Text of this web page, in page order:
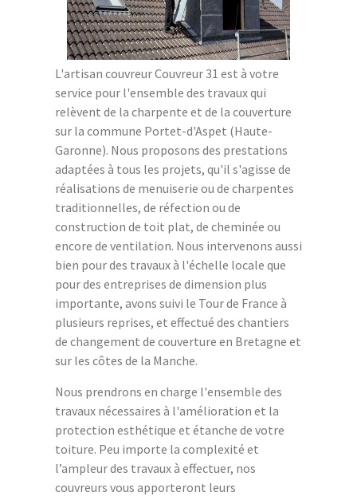
L'artisan couvreur Couvreur 31 est à votre
service pour l'ensemble des travaux qui
relèvent de la charpente et de la couverture
sur la commune Portet-d'Aspet (Haute-
Garonne). Nous proposons des prestations
adaptées à tous les projets, qu'il s'agisse de
réalisations de menuiserie ou de charpentes
traditionnelles, de réfection ou de
construction de toit plat, de cheminée ou
encore de ventilation. Nous intervenons aussi
bien pour des travaux à l'échelle locale que
pour des entreprises de dimension plus
importante, avons suivi le Tour de France à
plusieurs reprises, et effectué des chantiers
de changement de couverture en Bretagne et
sur les côtes de la Manche.
Nous prendrons en charge l'ensemble des
travaux nécessaires à l'amélioration et la
protection esthétique et étanche de votre
toiture. Peu importe la complexité et
l’ampleur des travaux à effectuer, nos
couvreurs vous apporteront leurs